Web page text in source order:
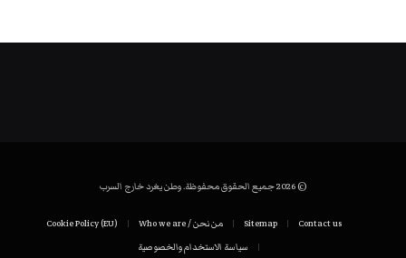
© 2026 جميع الحقوق محفوظة. وطن يغرد خارج السرب
Contact us
Sitemap من نحن / Who we are
Cookie Policy (EU)
سياسة الاستخدام والخصوصية